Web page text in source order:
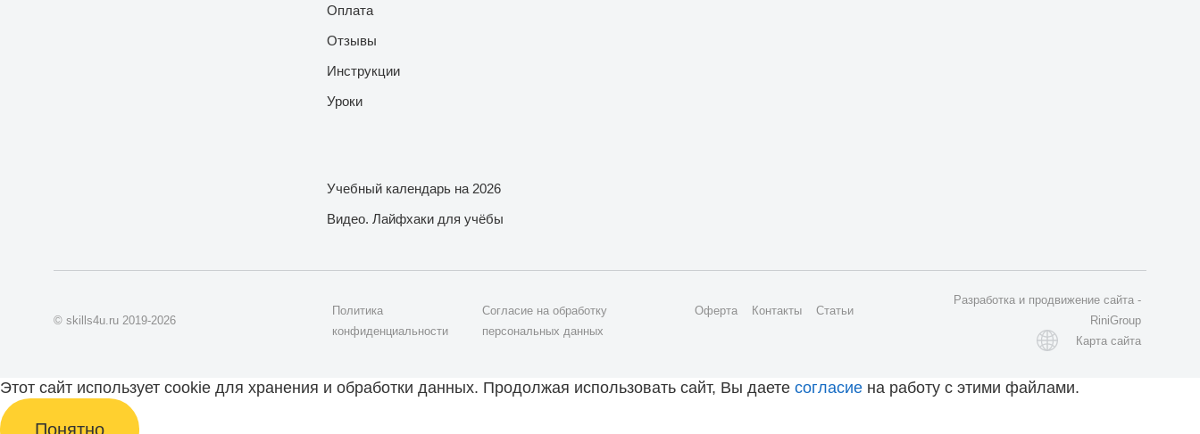
Оплата
Отзывы
Инструкции
Уроки
Учебный календарь на 2026
Видео. Лайфхаки для учёбы
© skills4u.ru 2019-2026
Политика
конфиденциальности
Согласие на обработку
персональных данных
Оферта Контакты Статьи
Разработка и продвижение сайта -
RiniGroup
Карта сайта
Этот сайт использует cookie для хранения и обработки данных. Продолжая использовать сайт, Вы даете согласие на работу с этими файлами.
Понятно